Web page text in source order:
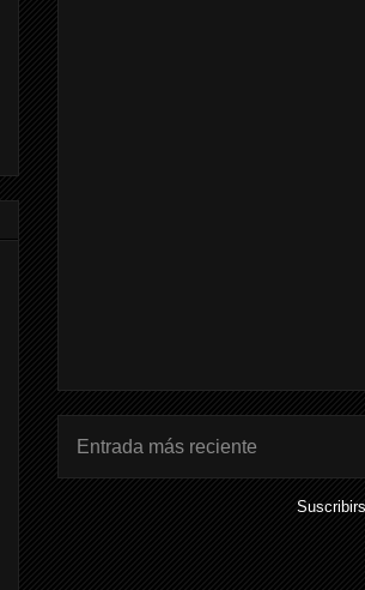
Entrada más reciente